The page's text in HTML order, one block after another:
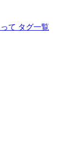
て タグ一覧